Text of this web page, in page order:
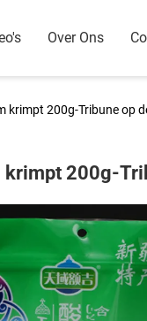
Over Ons
krimpt 200g-Tribune op
krimpt 200g-